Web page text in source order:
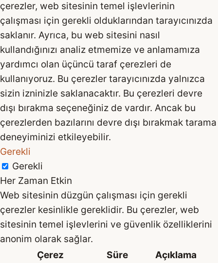
çerezler, web sitesinin temel işlevlerinin
çalışması için gerekli olduklarından tarayıcınızda
saklanır. Ayrıca, bu web sitesini nasıl
kullandığınızı analiz etmemize ve anlamamıza
yardımcı olan üçüncü taraf çerezleri de
kullanıyoruz. Bu çerezler tarayıcınızda yalnızca
sizin izninizle saklanacaktır. Bu çerezleri devre
dışı bırakma seçeneğiniz de vardır. Ancak bu
çerezlerden bazılarını devre dışı bırakmak tarama
deneyiminizi etkileyebilir.
Gerekli
Gerekli
Her Zaman Etkin
Web sitesinin düzgün çalışması için gerekli
çerezler kesinlikle gereklidir. Bu çerezler, web
sitesinin temel işlevlerini ve güvenlik özelliklerini
anonim olarak sağlar.
Çerez
Süre Açıklama